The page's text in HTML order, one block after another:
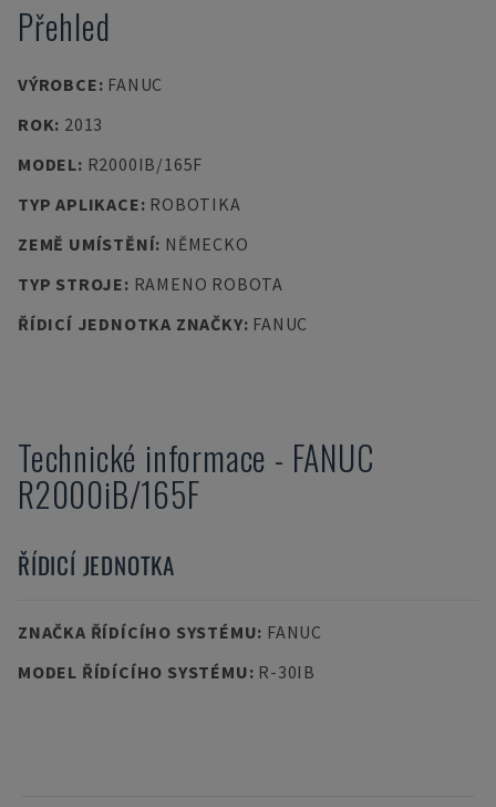
Přehled
VÝROBCE: FANUC
ROK: 2013
MODEL: R2000IB/165F
TYP APLIKACE: ROBOTIKA
ZEMĚ UMÍSTĚNÍ: NĚMECKO
TYP STROJE: RAMENO ROBOTA
ŘÍDICÍ JEDNOTKA ZNAČKY: FANUC
Technické informace - FANUC
R2000iB/165F
ŘÍDICÍ JEDNOTKA
ZNAČKA ŘÍDÍCÍHO SYSTÉMU: FANUC
MODEL ŘÍDÍCÍHO SYSTÉMU: R-30IB